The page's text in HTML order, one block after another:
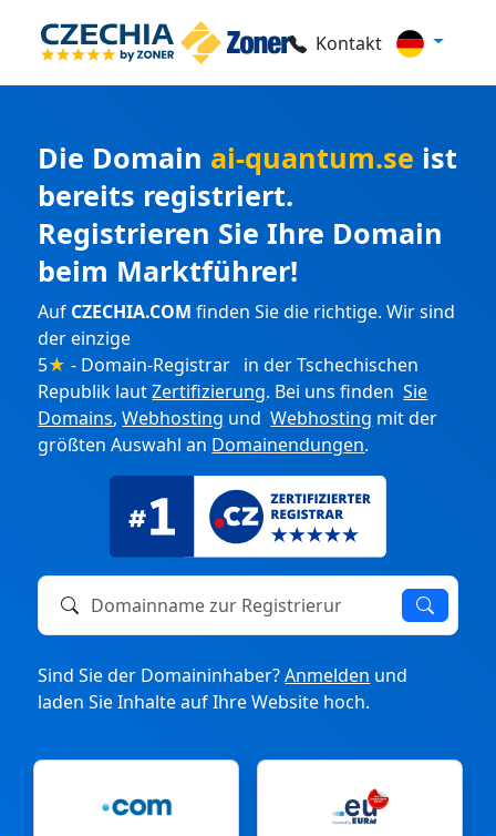
Kontakt
Die Domain ai-quantum.se ist
bereits registriert.
Registrieren Sie Ihre Domain
beim Marktführer!
Auf CZECHIA.COM finden Sie die richtige. Wir sind
der einzige
5★ - Domain-Registrar in der Tschechischen
Republik lautZertifizierung. Bei uns findenSie
Domains,Webhosting undWebhosting mit der
größten Auswahl an Domainendungen.
Domainname zur Registrierung oder zum Transfer
Sind Sie der Domaininhaber?Anmelden und
laden Sie Inhalte auf Ihre Website hoch.